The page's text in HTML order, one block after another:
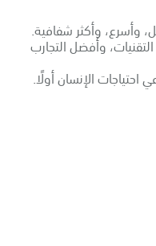
وأسرع، وأكثر شفافية.
وأفضل التجارب
احتياجات الإنسان أولًا.